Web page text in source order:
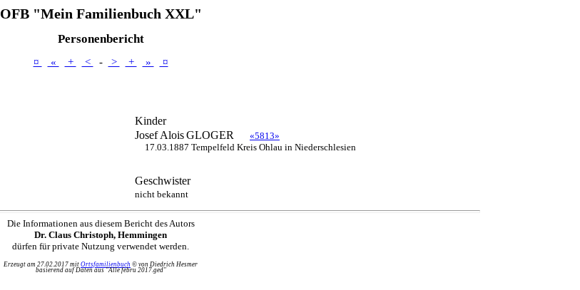
OFB "Mein Familienbuch XXL"
Personenbericht
¤ « + < - > + » ¤
Kinder
Josef AloisGLOGER
«5813»
17.03.1887 Tempelfeld Kreis Ohlau in Niederschlesien
Geschwister
nicht bekannt
Die Informationen aus diesem Bericht des Autors
Dr. Claus Christoph, Hemmingen
dürfen für private Nutzung verwendet werden.
Erzeugt am 27.02.2017 mit Ortsfamilienbuch © von Diedrich Hesmer
basierend auf Daten aus "Alle febru 2017.ged"